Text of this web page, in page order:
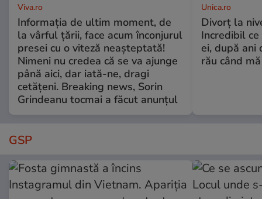
Viva.ro
Informația de ultim moment, de
la vârful țării, face acum înconjurul
presei cu o viteză neașteptată!
Nimeni nu credea că se va ajunge
până aici, dar iată-ne, dragi
cetățeni. Breaking news, Sorin
Grindeanu tocmai a făcut anunțul
Unica.ro
Divorț la
Incredibil
ei, după ani
rău când
GSP